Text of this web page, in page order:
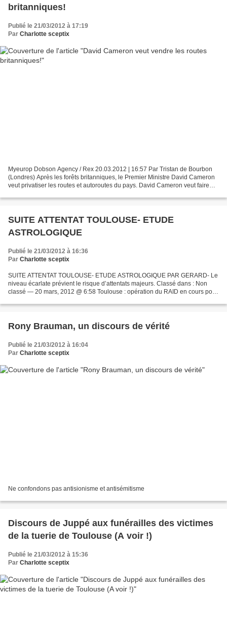
britanniques!
Publié le 21/03/2012 à 17:19
Par Charlotte sceptix
Myeurop Dobson Agency / Rex 20.03.2012 | 16:57 Par Tristan de Bourbon
(Londres) Après les forêts britanniques, le Premier Ministre David Cameron
veut privatiser les routes et autoroutes du pays. David Cameron veut faire
SUITE ATTENTAT TOULOUSE- ETUDE
ASTROLOGIQUE
Publié le 21/03/2012 à 16:36
Par Charlotte sceptix
SUITE ATTENTAT TOULOUSE- ETUDE ASTROLOGIQUE PAR GERARD- Le
niveau écarlate prévient le risque d’attentats majeurs. Classé dans : Non
classé — 20 mars, 2012 @ 6:58 Toulouse : opération du RAID en cours pour
Rony Brauman, un discours de vérité
Publié le 21/03/2012 à 16:04
Par Charlotte sceptix
Ne confondons pas antisionisme et antisémitisme
Discours de Juppé aux funérailles des victimes
de la tuerie de Toulouse (A voir !)
Publié le 21/03/2012 à 15:36
Par Charlotte sceptix